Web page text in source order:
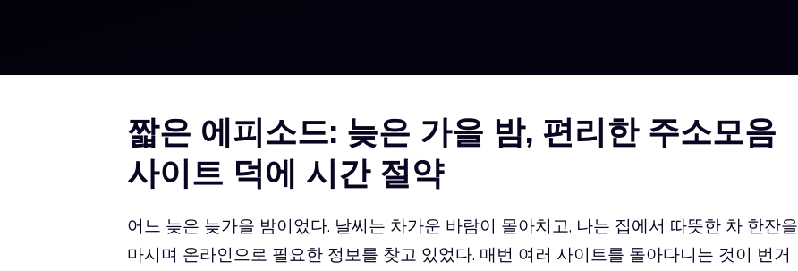
짧은 에피소드: 늦은 가을 밤, 편리한 주소모음
사이트 덕에 시간 절약
어느 늦은 늦가을 밤이었다. 날씨는 차가운 바람이 몰아치고, 나는 집에서 따뜻한 차 한잔을
마시며 온라인으로 필요한 정보를 찾고 있었다. 매번 여러 사이트를 돌아다니는 것이 번거